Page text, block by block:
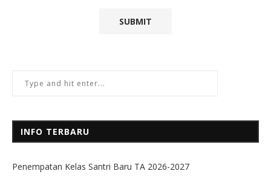
INFO TERBARU
Penempatan Kelas Santri Baru TA 2026-2027